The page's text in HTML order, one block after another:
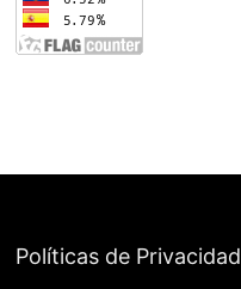
Políticas de Privacidad